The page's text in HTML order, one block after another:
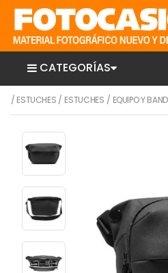
CATEGORÍAS
/ ESTUCHES / ESTUCHES / EQUIPO Y